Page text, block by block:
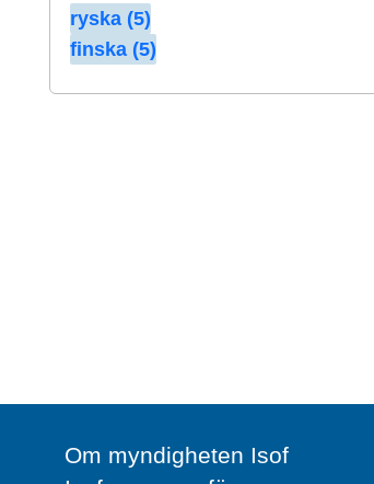
ryska (5)
finska (5)
Om myndigheten Isof